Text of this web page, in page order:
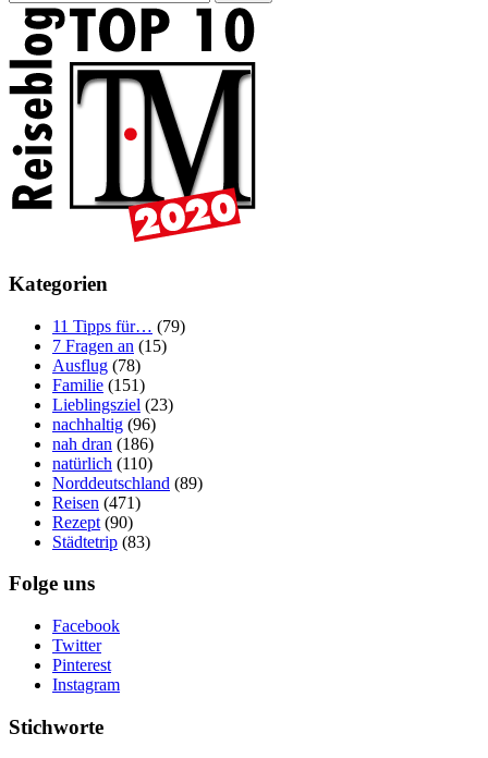
Kategorien
11 Tipps für… (79)
7 Fragen an (15)
Ausflug (78)
Familie (151)
Lieblingsziel (23)
nachhaltig (96)
nah dran (186)
natürlich (110)
Norddeutschland (89)
Reisen (471)
Rezept (90)
Städtetrip (83)
Folge uns
Facebook
Twitter
Pinterest
Instagram
Stichworte